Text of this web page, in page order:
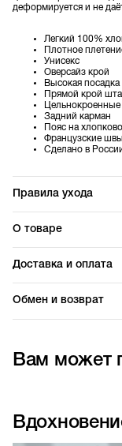
деформируется и не
Легкий 100%
Плотное
Унисекс
Оверсайз крой
Высокая посадка
Прямой крой
Задний карман
Пояс на
Французские швы
Сделано в
Правила ухода
О товаре
Доставка и оплата
Обмен и возврат
Вам может